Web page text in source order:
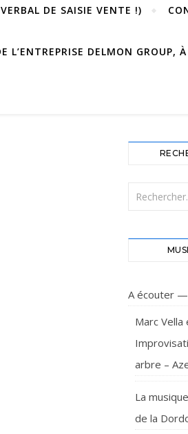
DE SAISIE VENTE !)
L’ENTREPRISE DELMON GROUP,
A écouter —
Marc Vella
arbre –
La
de la